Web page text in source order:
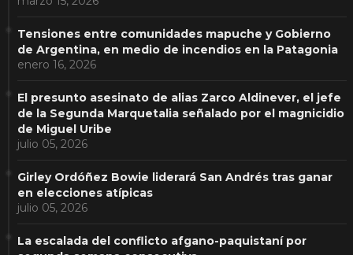
Tensiones entre comunidades mapuche y Gobierno
de Argentina, en medio de incendios en la Patagonia
enero 16, 2026
El presunto asesinato de alias Zarco Aldinever, el jefe
de la Segunda Marquetalia señalado por el magnicidio
de Miguel Uribe
julio 05, 2026
Girley Ordóñez Bowie liderará San Andrés tras ganar
en elecciones atípicas
julio 05, 2026
La escalada del conflicto afgano-paquistaní por